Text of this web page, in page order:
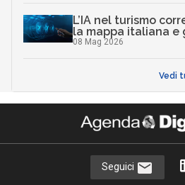
L’IA nel turismo
la mappa italiana e
08 Mag 2026
Vedi
Seguici